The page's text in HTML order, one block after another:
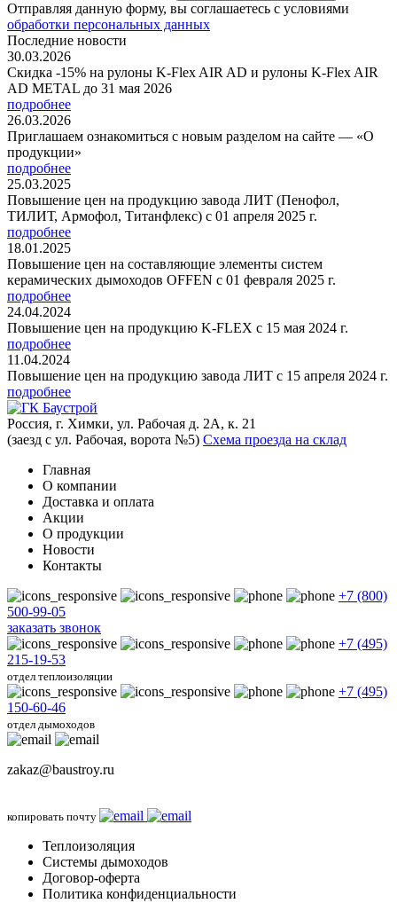
Отправляя данную форму, вы соглашаетесь с условиями
обработки персональных данных
Последние новости
30.03.2026
Скидка -15% на рулоны K-Flex AIR AD и рулоны K-Flex AIR
AD METAL до 31 мая 2026
подробнее
26.03.2026
Приглашаем ознакомиться с новым разделом на сайте — «О
продукции»
подробнее
25.03.2025
Повышение цен на продукцию завода ЛИТ (Пенофол,
ТИЛИТ, Армофол, Титанфлекс) с 01 апреля 2025 г.
подробнее
18.01.2025
Повышение цен на составляющие элементы систем
керамических дымоходов OFFEN с 01 февраля 2025 г.
подробнее
24.04.2024
Повышение цен на продукцию K-FLEX с 15 мая 2024 г.
подробнее
11.04.2024
Повышение цен на продукцию завода ЛИТ с 15 апреля 2024 г.
подробнее
Россия, г. Химки, ул. Рабочая д. 2А, к. 21
(заезд с ул. Рабочая, ворота №5) Схема проезда на склад
Главная
О компании
Доставка и оплата
Акции
О продукции
Новости
Контакты
+7 (800)
500-99-05
заказать звонок
+7 (495)
215-19-53
отдел теплоизоляции
+7 (495)
150-60-46
отдел дымоходов
zakaz@baustroy.ru
копировать почту
Теплоизоляция
Системы дымоходов
Договор-оферта
Политика конфиденциальности